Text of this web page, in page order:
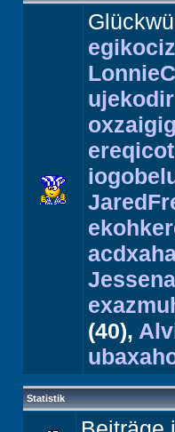
ujekodir
(40),
Statistik